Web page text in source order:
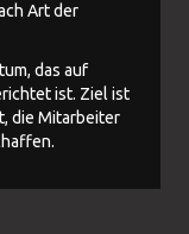
Art der
das auf
ist. Ziel ist
die Mitarbeiter